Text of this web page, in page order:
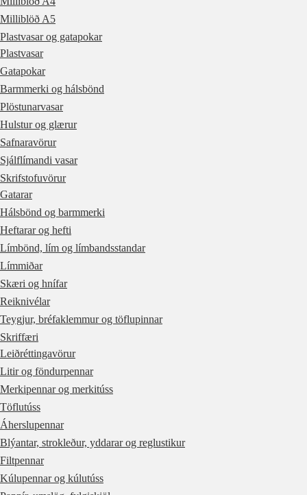
Milliblöð A5
Plastvasar og gatapokar
Plastvasar
Gatapokar
Barmmerki og hálsbönd
Plöstunarvasar
Hulstur og glærur
Safnaravörur
Sjálflímandi vasar
Skrifstofuvörur
Gatarar
Hálsbönd og barmmerki
Heftarar og hefti
Límbönd, lím og límbandsstandar
Límmiðar
Skæri og hnífar
Reiknivélar
Teygjur, bréfaklemmur og töflupinnar
Skriffæri
Leiðréttingavörur
Litir og föndurpennar
Merkipennar og merkitúss
Töflutúss
Áherslupennar
Blýantar, strokleður, yddarar og reglustikur
Filtpennar
Kúlupennar og kúlutúss